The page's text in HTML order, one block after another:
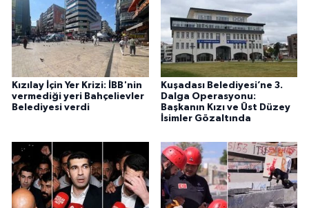
Kızılay İçin Yer Krizi: İBB'nin
vermediği yeri Bahçelievler
Belediyesi verdi
Kuşadası Belediyesi’ne 3.
Dalga Operasyonu:
Başkanın Kızı ve Üst Düzey
İsimler Gözaltında